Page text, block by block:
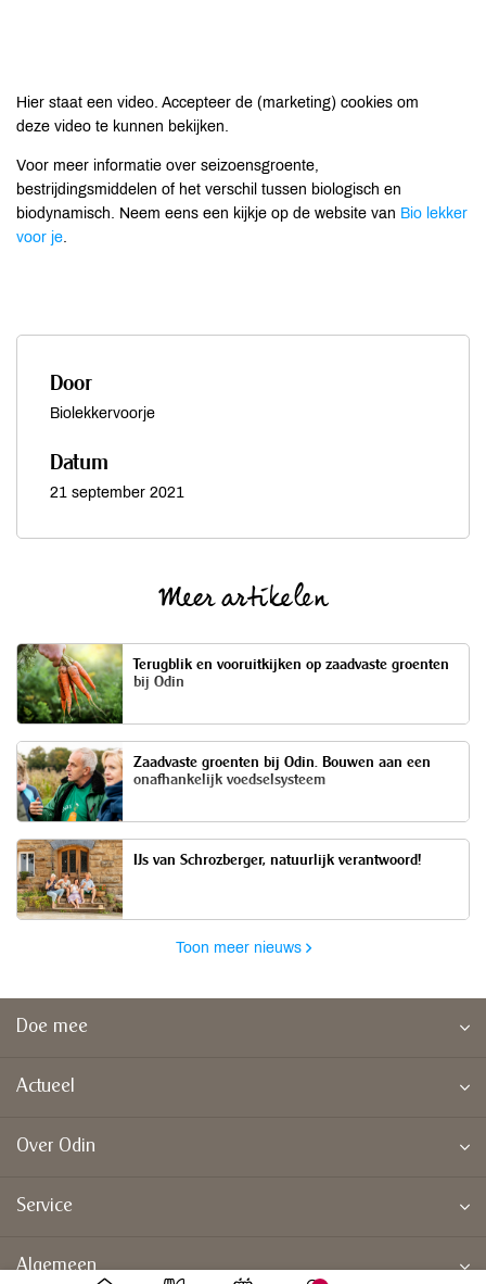
Hier staat een video. Accepteer de (marketing) cookies om
deze video te kunnen bekijken.
Voor meer informatie over seizoensgroente,
bestrijdingsmiddelen of het verschil tussen biologisch en
biodynamisch. Neem eens een kijkje op de website van Bio lekker
voor je
Door
Biolekkervoorje
Datum
21 september 2021
Meer artikelen
Terugblik en vooruitkijken op zaadvaste groenten
bij Odin
Zaadvaste groenten bij Odin. Bouwen aan een
onafhankelijk voedselsysteem
IJs van Schrozberger, natuurlijk verantwoord!
Toon meer nieuws
Doe mee
Actueel
Over Odin
Service
Algemeen